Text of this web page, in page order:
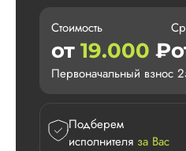
Стоимость
от 19.000 ₽
Первоначальный взнос
Подберем
исполнителя за Вас